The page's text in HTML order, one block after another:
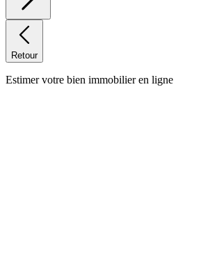
Retour
Estimer votre bien immobilier en ligne